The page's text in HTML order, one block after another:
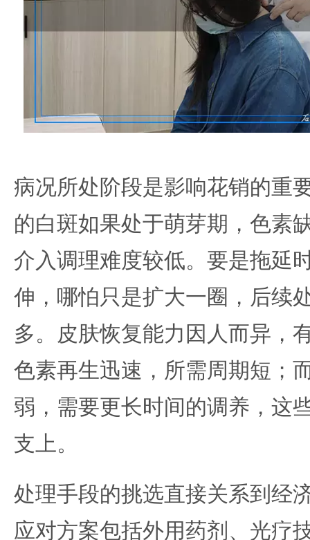
病况所处阶段是影响花销的重
的白斑如果处于萌芽期，色素
介入调理难度较低。要是拖延
伸，哪怕只是扩大一圈，后续
多。皮肤恢复能力因人而异，
色素再生迅速，所需周期短；
弱，需要更长时间的调养，这
支上。
处理手段的挑选直接关系到经
应对方案包括外用药剂、光疗